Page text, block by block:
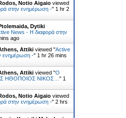
Notio Aigaio viewed
στην ενημέρωση -" 1 hr 2
Dytiki
News - Η διαφορά στην
ago
Attiki viewed "Active
ενημέρωση -" 1 hr 26 mins
Attiki viewed "Ο
ΗΘΟΠΟΙΟΣ ΝΙΚΟΣ… " 1
Notio Aigaio viewed
στην ενημέρωση -" 2 hrs